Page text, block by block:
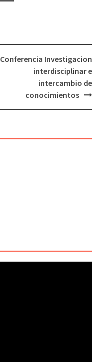
Conferencia Investigacion
interdisciplinar e
intercambio de
conocimientos